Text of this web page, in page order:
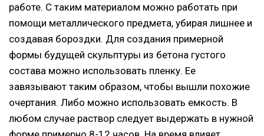
работе. С таким материалом можно работать при
помощи металлического предмета, убирая лишнее и
создавая бороздки. Для создания примерной
формы будущей скульптуры из бетона густого
состава можно использовать пленку. Ее
завязывают таким образом, чтобы вышли похожие
очертания. Либо можно использовать емкость. В
любом случае раствор следует выдержать в нужной